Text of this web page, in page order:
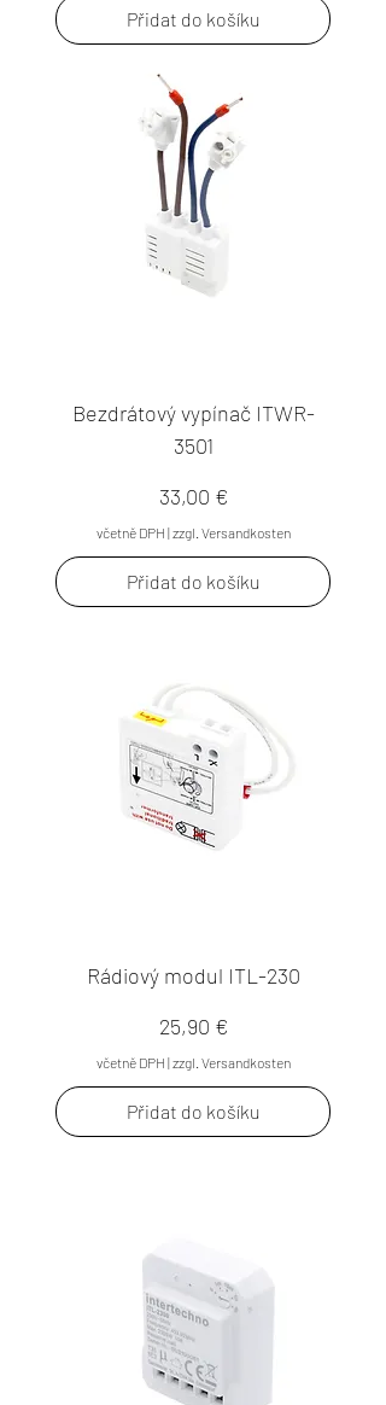
Přidat do košíku
Bezdrátový vypínač ITWR-
3501
Cena
33,00 €
včetně DPH |zzgl. Versandkosten
Přidat do košíku
Rádiový modul ITL-230
Cena
25,90 €
včetně DPH |zzgl. Versandkosten
Přidat do košíku